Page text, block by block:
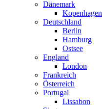
Dänemark
Kopenhagen
Deutschland
Berlin
Hamburg
Ostsee
England
London
Frankreich
Österreich
Portugal
Lissabon